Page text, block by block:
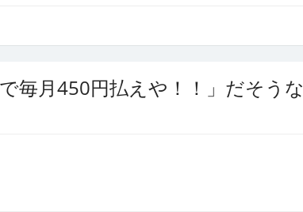
毎月450円払えや！！」だそうな